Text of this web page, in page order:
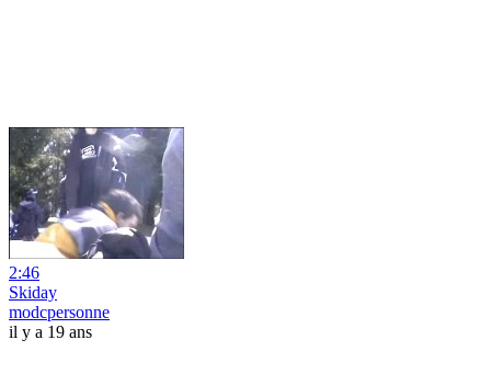
2:46
Skiday
modcpersonne
il y a 19 ans